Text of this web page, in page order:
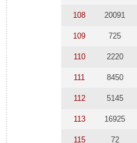
108 20091
109 725
110 2220
111 8450
112 5145
113 16925
115 72